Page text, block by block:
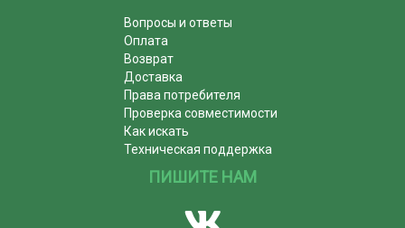
Вопросы и ответы
Оплата
Возврат
Доставка
Права потребителя
Проверка совместимости
Как искать
Техническая поддержка
ПИШИТЕ НАМ